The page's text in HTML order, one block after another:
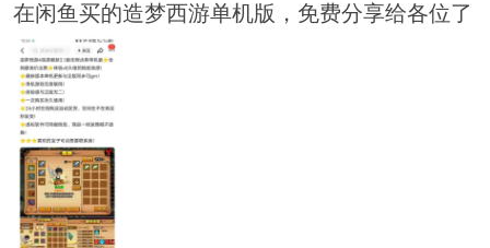
在闲鱼买的造梦西游单机版，免费分享给各位了